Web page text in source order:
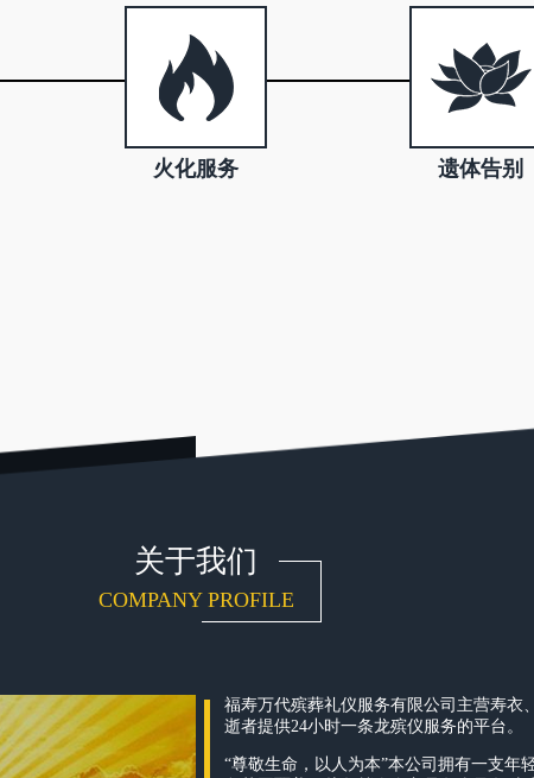
火化服务 遗体告别
关于我们
COMPANY PROFILE
福寿万代殡葬礼仪服务有限公司主营寿衣
逝者提供24小时一条龙殡仪服务的平台。
“尊敬生命，以人为本”本公司拥有一支年